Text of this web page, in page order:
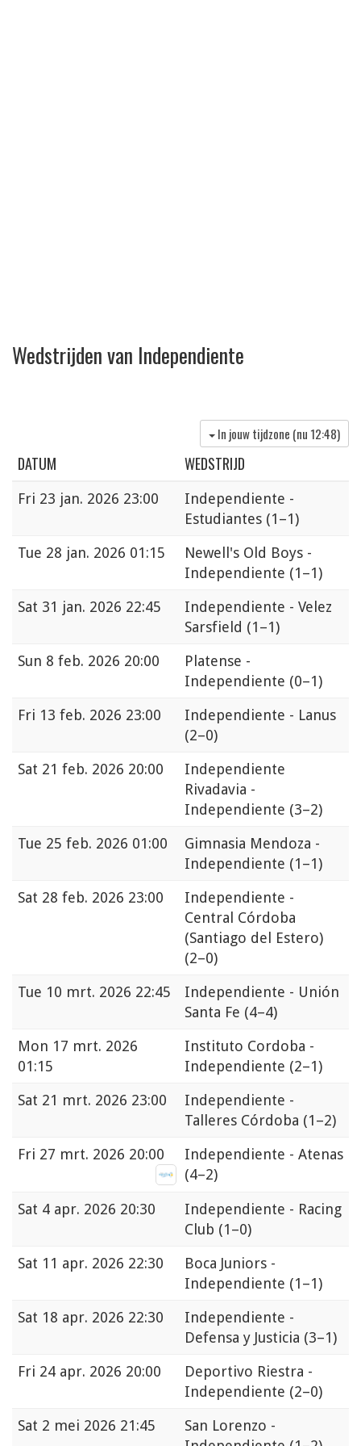
Wedstrijden van Independiente
In jouw tijdzone (nu 12:48)
DATUM WEDSTRIJD
Fri 23 jan. 2026 23:00
Independiente -
Estudiantes (1–1)
Tue 28 jan. 2026 01:15
Newell's Old Boys -
Independiente (1–1)
Sat 31 jan. 2026 22:45
Independiente - Velez
Sarsfield (1–1)
Sun 8 feb. 2026 20:00
Platense -
Independiente (0–1)
Fri 13 feb. 2026 23:00
Independiente - Lanus
(2–0)
Sat 21 feb. 2026 20:00
Independiente
Rivadavia -
Independiente (3–2)
Tue 25 feb. 2026 01:00
Gimnasia Mendoza -
Independiente (1–1)
Sat 28 feb. 2026 23:00
Independiente -
Central Córdoba
(Santiago del Estero)
(2–0)
Tue 10 mrt. 2026 22:45
Independiente - Unión
Santa Fe (4–4)
Mon 17 mrt. 2026
01:15
Instituto Cordoba -
Independiente (2–1)
Sat 21 mrt. 2026 23:00
Independiente -
Talleres Córdoba (1–2)
Fri 27 mrt. 2026 20:00
Independiente - Atenas
(4–2)
Sat 4 apr. 2026 20:30
Independiente - Racing
Club (1–0)
Sat 11 apr. 2026 22:30
Boca Juniors -
Independiente (1–1)
Sat 18 apr. 2026 22:30
Independiente -
Defensa y Justicia (3–1)
Fri 24 apr. 2026 20:00
Deportivo Riestra -
Independiente (2–0)
Sat 2 mei 2026 21:45
San Lorenzo -